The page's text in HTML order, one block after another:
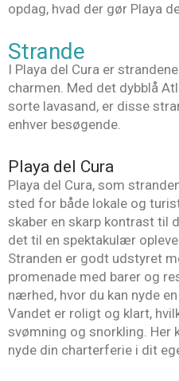
opdag, hvad der gør Playa
Strande
I Playa del Cura er
charmen. Med det dybblå
sorte lavasand, er disse
enhver besøgende.
Playa del Cura
Playa del Cura, som
sted for både lokale og
skaber en skarp kontrast til
det til en spektakulær
Stranden er godt udstyret
promenade med barer og
nærhed, hvor du kan nyde
Vandet er roligt og klart,
svømning og snorkling. Her
nyde din charterferie i dit